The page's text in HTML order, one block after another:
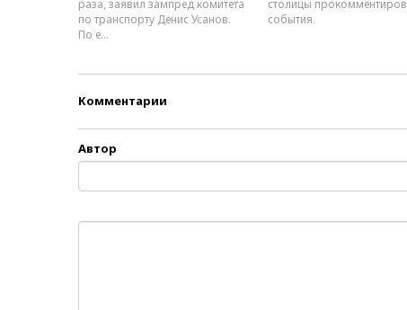
раза, заявил зампред комитета
по транспорту Денис Усанов.
По е...
столицы
события.
Комментарии
Автор